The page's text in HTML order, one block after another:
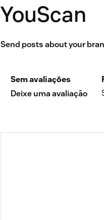
YouScan
Send posts about your
Sem avaliações
Deixe uma avaliação